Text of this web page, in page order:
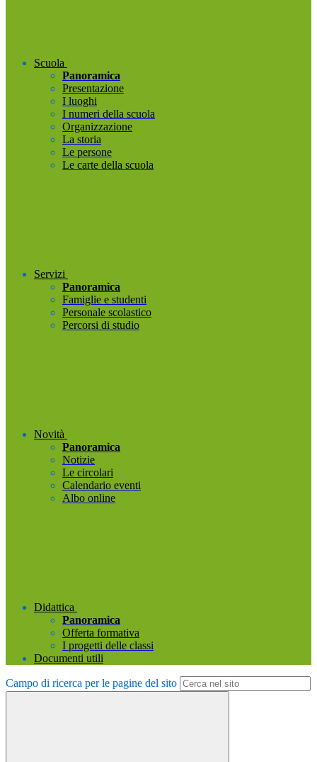
Scuola
Panoramica
Presentazione
I luoghi
I numeri della scuola
Organizzazione
La storia
Le persone
Le carte della scuola
Servizi
Panoramica
Famiglie e studenti
Personale scolastico
Percorsi di studio
Novità
Panoramica
Notizie
Le circolari
Calendario eventi
Albo online
Didattica
Panoramica
Offerta formativa
I progetti delle classi
Documenti utili
Campo di ricerca per le pagine del sito